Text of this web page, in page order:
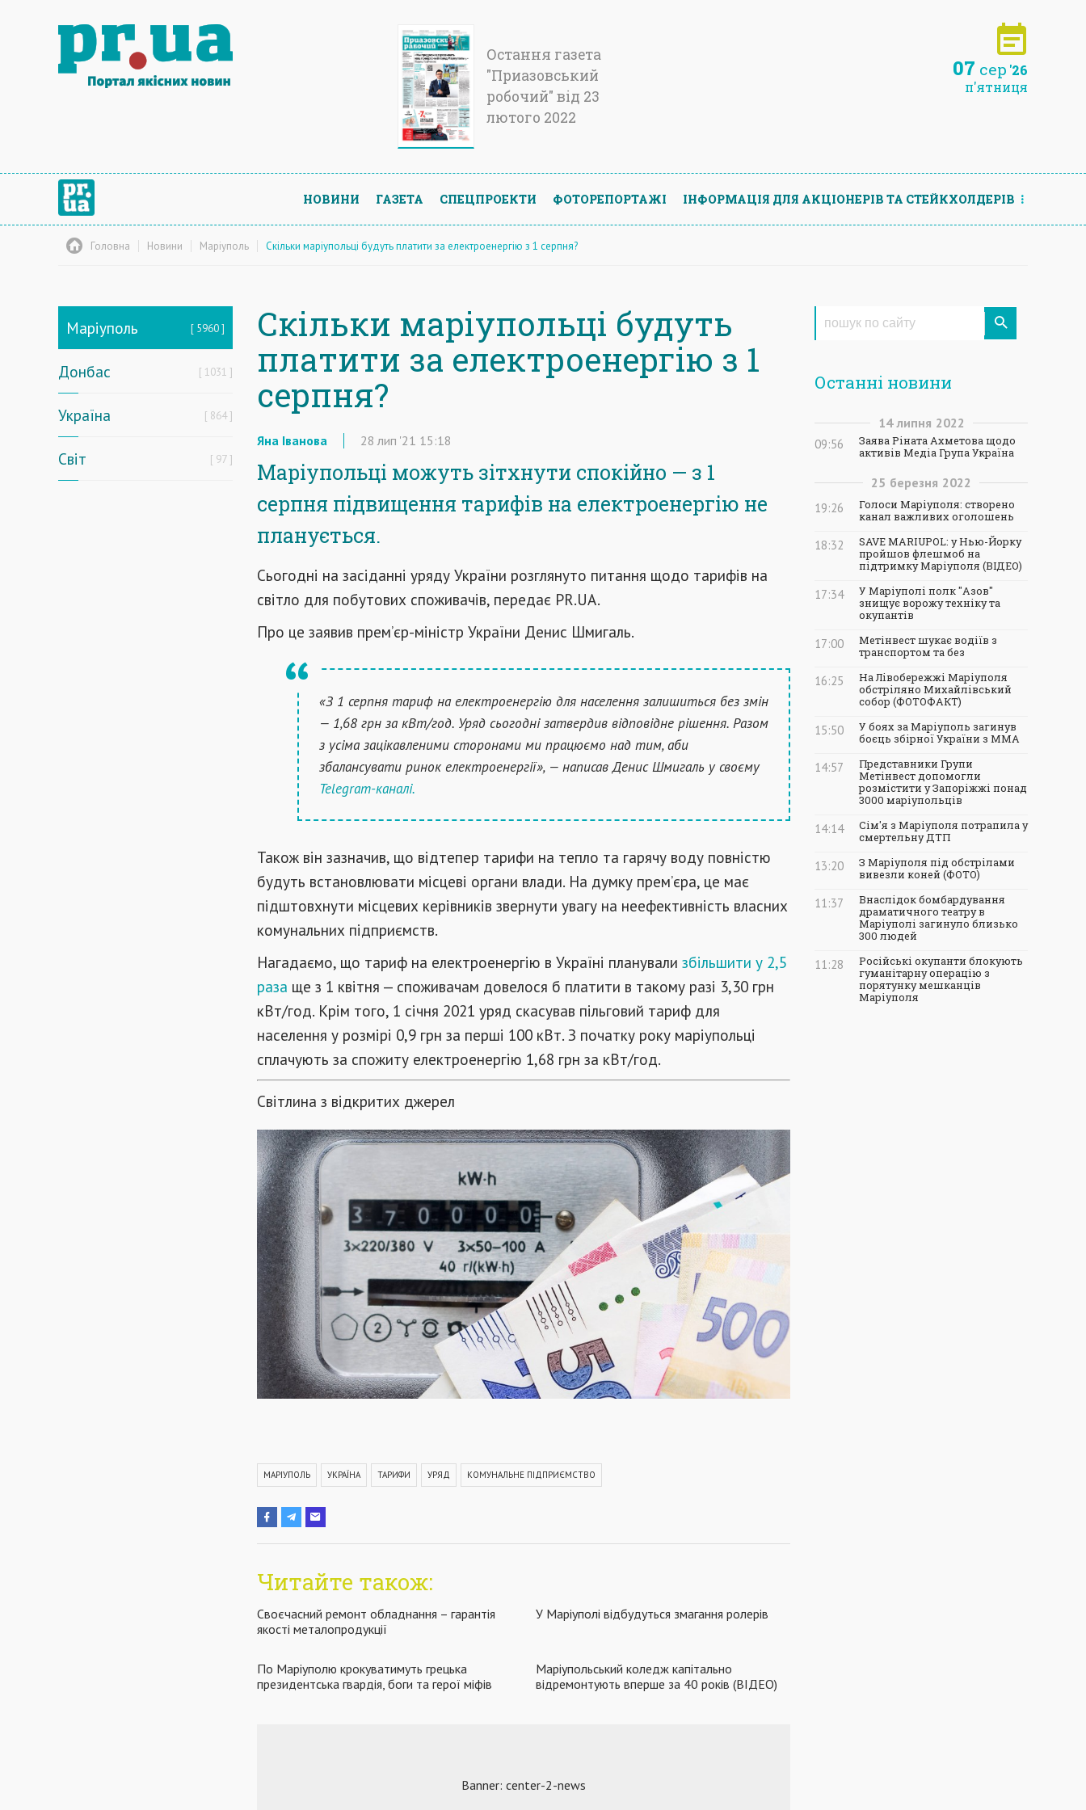
Остання газета
"Приазовський
робочий" від 23
лютого 2022
07 сер '26
п'ятниця
НОВИНИ ГАЗЕТА СПЕЦПРОЕКТИ ФОТОРЕПОРТАЖІ ІНФОРМАЦIЯ ДЛЯ АКЦIОНЕРIВ ТА СТЕЙКХОЛДЕРIВ
Головна Новини Маріуполь Скільки маріупольці будуть платити за електроенергію з 1 серпня?
Маріуполь 5960
Донбас 1031
Україна 864
Світ 97
Скільки маріупольці будуть
платити за електроенергію з 1
серпня?
Яна Іванова 28 лип '21 15:18
Маріупольці можуть зітхнути спокійно — з 1
серпня підвищення тарифів на електроенергію не
планується.
Сьогодні на засіданні уряду України розглянуто питання щодо тарифів на
світло для побутових споживачів, передає PR.UA.
Про це заявив прем’єр-міністр України Денис Шмигаль.
«З 1 серпня тариф на електроенергію для населення залишиться без змін
— 1,68 грн за кВт/год. Уряд сьогодні затвердив відповідне рішення. Разом
з усіма зацікавленими сторонами ми працюємо над тим, аби
збалансувати ринок електроенергії», — написав Денис Шмигаль у своєму
Telegram-каналі.
Також він зазначив, що відтепер тарифи на тепло та гарячу воду повністю
будуть встановлювати місцеві органи влади. На думку прем’єра, це має
підштовхнути місцевих керівників звернути увагу на неефективність власних
комунальних підприємств.
Нагадаємо, що тариф на електроенергію в Україні планували збільшити у 2,5
раза ще з 1 квітня — споживачам довелося б платити в такому разі 3,30 грн
кВт/год. Крім того, 1 січня 2021 уряд скасував пільговий тариф для
населення у розмірі 0,9 грн за перші 100 кВт. З початку року маріупольці
сплачують за спожиту електроенергію 1,68 грн за кВт/год.
Світлина з відкритих джерел
МАРІУПОЛЬ УКРАЇНА ТАРИФИ УРЯД КОМУНАЛЬНЕ ПІДПРИЄМСТВО
Читайте також:
Своєчасний ремонт обладнання – гарантія
якості металопродукції
У Маріуполі відбудуться змагання ролерів
По Маріуполю крокуватимуть грецька
президентська гвардія, боги та герої міфів
Маріупольський коледж капітально
відремонтують вперше за 40 років (ВІДЕО)
Останні новини
14 липня 2022
09:56
Заява Ріната Ахметова щодо
активів Медіа Група Україна
25 березня 2022
19:26
Голоси Маріуполя: створено
канал важливих оголошень
18:32
SAVE MARIUPOL: у Нью-Йорку
пройшов флешмоб на
підтримку Маріуполя (ВІДЕО)
17:34
У Маріуполі полк "Азов"
знищує ворожу техніку та
окупантів
17:00
Метінвест шукає водіїв з
транспортом та без
16:25
На Лівобережжі Маріуполя
обстріляно Михайлівський
собор (ФОТОФАКТ)
15:50
У боях за Маріуполь загинув
боєць збірної України з ММА
14:57
Представники Групи
Метінвест допомогли
розмістити у Запоріжжі понад
3000 маріупольців
14:14
Сім'я з Маріуполя потрапила у
смертельну ДТП
13:20
З Маріуполя під обстрілами
вивезли коней (ФОТО)
11:37
Внаслідок бомбардування
драматичного театру в
Маріуполі загинуло близько
300 людей
11:28
Російські окупанти блокують
гуманітарну операцію з
порятунку мешканців
Маріуполя